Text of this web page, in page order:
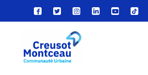
Lien
vers
compte
Facebook
Lien
vers
compte
Twitter
Lien
vers
le
compte
Lien
vers
Lien
vers
Lien
vers